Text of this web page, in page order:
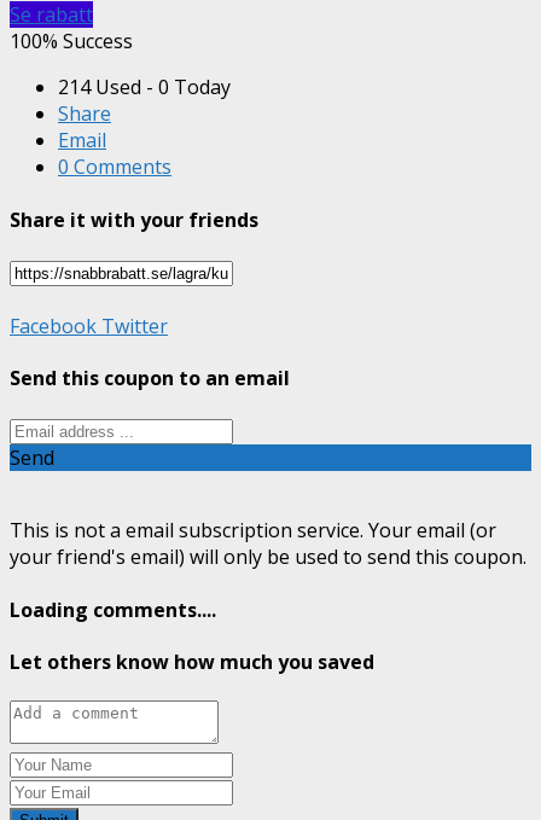
Se rabatt
100% Success
214 Used - 0 Today
Share
Email
0 Comments
Share it with your friends
Facebook Twitter
Send this coupon to an email
Send
This is not a email subscription service. Your email (or
your friend's email) will only be used to send this coupon.
Loading comments....
Let others know how much you saved